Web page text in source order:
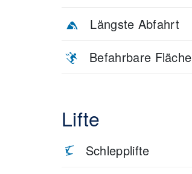
Längste Abfahrt
Befahrbare Fläche
Lifte
Schlepplifte